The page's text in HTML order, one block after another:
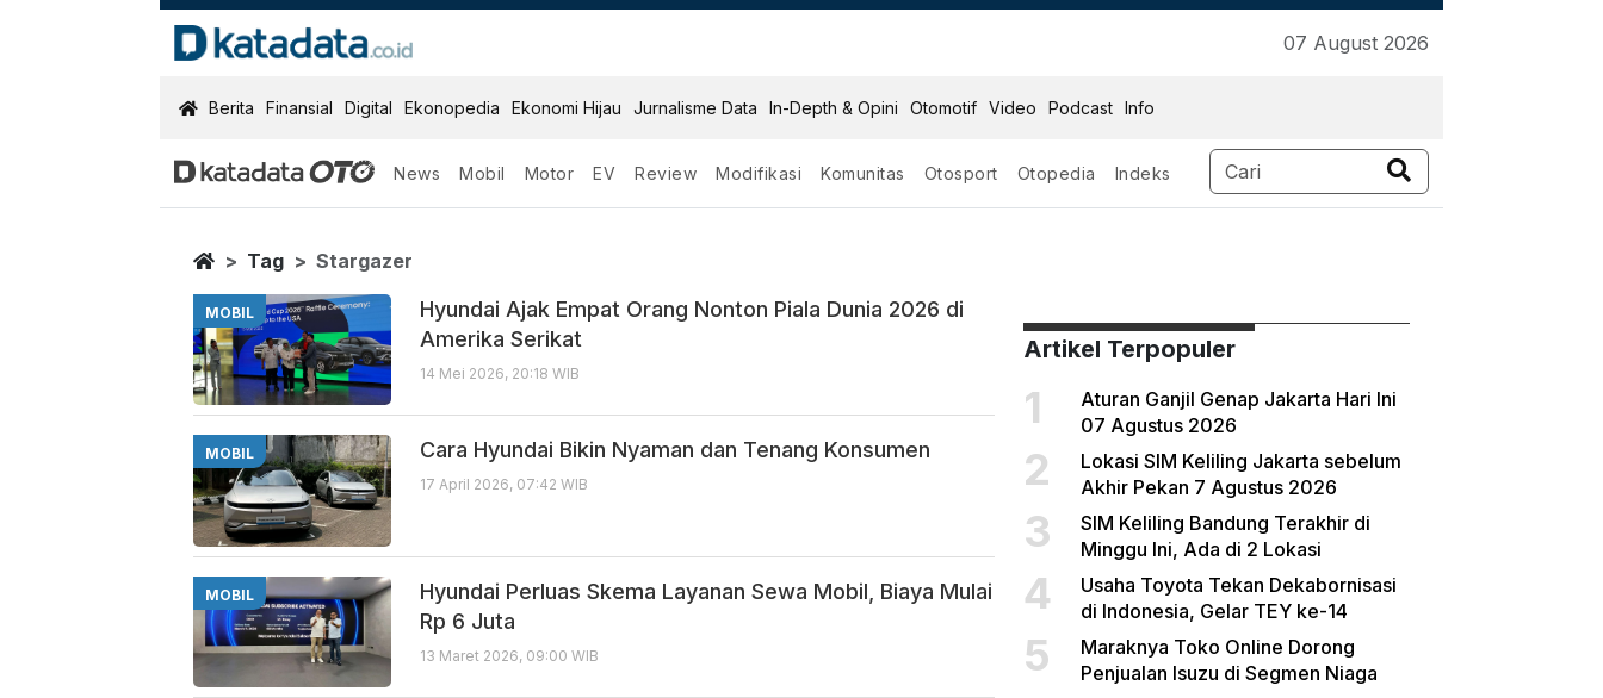
07 August 2026
KatadataOTO
Berita Finansial Digital Ekonopedia Ekonomi Hijau Jurnalisme Data In-Depth & Opini Otomotif Video Podcast Info
News Mobil Motor EV Review Modifikasi Komunitas Otosport Otopedia Indeks
Stargazer
Berita Terbaru
Home
Tag Stargazer
MOBIL
Hyundai Ajak Empat Orang Nonton Piala Dunia 2026 di
Amerika Serikat
14 Mei 2026, 20:18 WIB
MOBIL Cara Hyundai Bikin Nyaman dan Tenang Konsumen
17 April 2026, 07:42 WIB
MOBIL
Hyundai Perluas Skema Layanan Sewa Mobil, Biaya Mulai
Rp 6 Juta
13 Maret 2026, 09:00 WIB
Artikel Terpopuler
1
Aturan Ganjil Genap Jakarta Hari Ini
07 Agustus 2026
2
Lokasi SIM Keliling Jakarta sebelum
Akhir Pekan 7 Agustus 2026
3
SIM Keliling Bandung Terakhir di
Minggu Ini, Ada di 2 Lokasi
4
Usaha Toyota Tekan Dekabornisasi
di Indonesia, Gelar TEY ke-14
5
Maraknya Toko Online Dorong
Penjualan Isuzu di Segmen Niaga